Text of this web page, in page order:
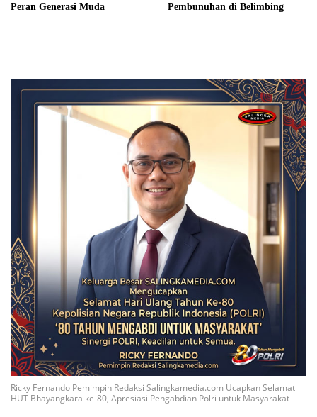
Peran Generasi Muda
Pembunuhan di Belimbing
Ricky Fernando Pemimpin Redaksi Salingkamedia.com Ucapkan Selamat
HUT Bhayangkara ke-80, Apresiasi Pengabdian Polri untuk Masyarakat